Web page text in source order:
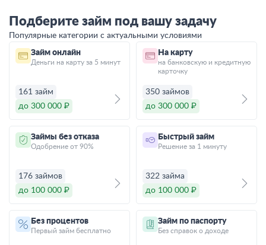
Подберите займ под вашу задачу
Популярные категории с актуальными условиями
Займ онлайн
Деньги на карту за 5 минут
161 займ
до 300 000 ₽
На карту
на банковскую и кредитную
карточку
350 займов
до 300 000 ₽
Займы без отказа
Одобрение от 90%
176 займов
до 100 000 ₽
Быстрый займ
Решение за 1 минуту
322 займа
до 100 000 ₽
Без процентов
Первый займ бесплатно
Займ по паспорту
Без справок о доходе